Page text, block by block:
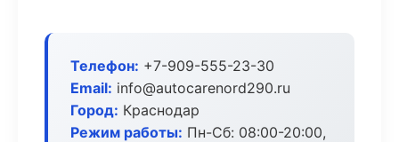
Телефон: +7-909-555-23-30
Email: info@autocarenord290.ru
Город: Краснодар
Режим работы: Пн-Сб: 08:00-20:00,